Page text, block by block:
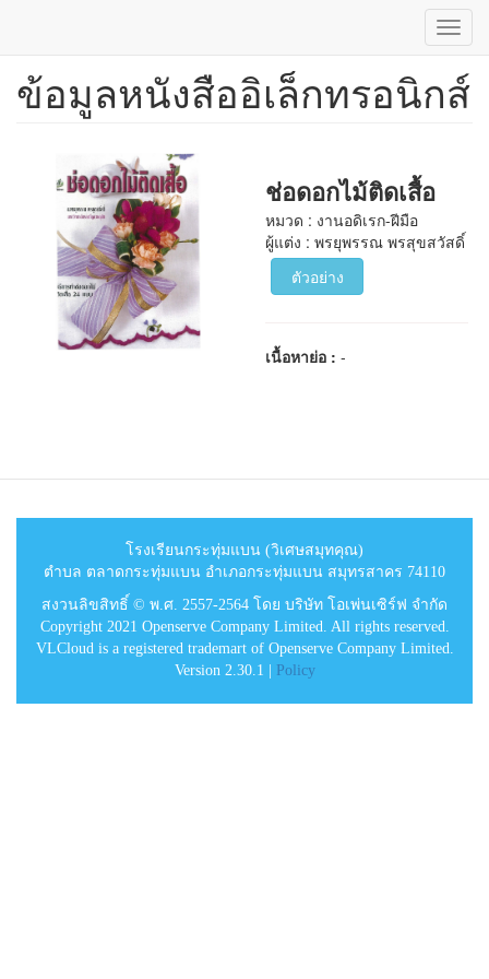
ข้าม
ข้อมูลหนังสืออิเล็กทรอนิกส์
ช่อดอกไม้ติดเสื้อ
หมวด : งานอดิเรก-ฝีมือ
ผู้แต่ง : พรยุพรรณ พรสุขสวัสดิ์
ตัวอย่าง
เนื้อหาย่อ :-
โรงเรียนกระทุ่มแบน (วิเศษสมุทคุณ)
ตำบล ตลาดกระทุ่มแบน อำเภอกระทุ่มแบน สมุทรสาคร 74110
สงวนลิขสิทธิ์ © พ.ศ. 2557-2564 โดย บริษัท โอเพ่นเซิร์ฟ จำกัด
Copyright 2021 Openserve Company Limited. All rights reserved.
VLCloud is a registered trademart of Openserve Company Limited.
Version 2.30.1 |
Policy